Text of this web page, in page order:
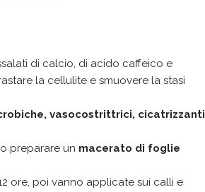
di calcio, di acido caffeico e
la cellulite e smuovere la stasi
vasocostrittrici, cicatrizzanti
preparare un macerato di foglie
ore, poi vanno applicate sui calli e